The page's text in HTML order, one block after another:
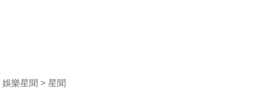
娛樂星聞 星聞